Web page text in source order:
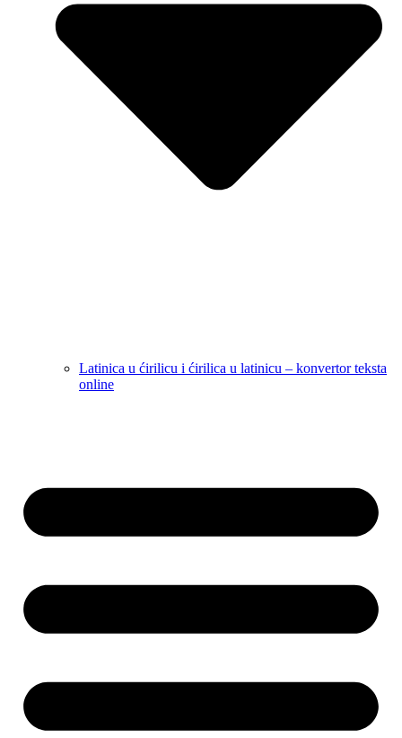
Latinica u ćirilicu i ćirilica u latinicu – konvertor teksta
online